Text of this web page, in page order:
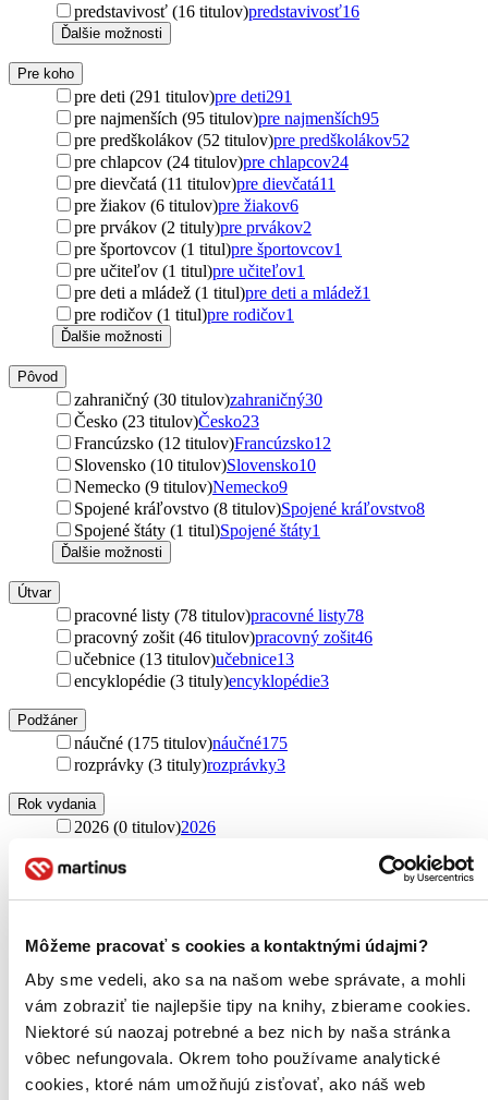
Môžeme pracovať s cookies a kontaktnými údajmi?
Aby sme vedeli, ako sa na našom webe správate, a mohli
vám zobraziť tie najlepšie tipy na knihy, zbierame cookies.
Niektoré sú naozaj potrebné a bez nich by naša stránka
vôbec nefungovala. Okrem toho používame analytické
cookies, ktoré nám umožňujú zisťovať, ako náš web
predstavivosť (16 titulov)predstavivosť16
Ďalšie možnosti
Pre koho
pre deti (291 titulov)pre deti291
pre najmenších (95 titulov)pre najmenších95
pre predškolákov (52 titulov)pre predškolákov52
pre chlapcov (24 titulov)pre chlapcov24
pre dievčatá (11 titulov)pre dievčatá11
pre žiakov (6 titulov)pre žiakov6
pre prvákov (2 tituly)pre prvákov2
pre športovcov (1 titul)pre športovcov1
pre učiteľov (1 titul)pre učiteľov1
pre deti a mládež (1 titul)pre deti a mládež1
pre rodičov (1 titul)pre rodičov1
Ďalšie možnosti
Pôvod
zahraničný (30 titulov)zahraničný30
Česko (23 titulov)Česko23
Francúzsko (12 titulov)Francúzsko12
Slovensko (10 titulov)Slovensko10
Nemecko (9 titulov)Nemecko9
Spojené kráľovstvo (8 titulov)Spojené kráľovstvo8
Spojené štáty (1 titul)Spojené štáty1
Ďalšie možnosti
Útvar
pracovné listy (78 titulov)pracovné listy78
pracovný zošit (46 titulov)pracovný zošit46
učebnice (13 titulov)učebnice13
encyklopédie (3 tituly)encyklopédie3
Podžáner
náučné (175 titulov)náučné175
rozprávky (3 tituly)rozprávky3
Rok vydania
2026 (0 titulov)2026
2024 (0 titulov)
2021 a staršie (0 titulov)
2021 a staršie
Ďalšie možnosti
Autor
Xavier Deneux (10 titulov) Xavier Deneux
Ruth Symons (10 titulov)Ruth Symons 10
Benji Davies (7 titulov) Benji Davies7
Ema Potužníková (5 titulov)Ema Potužníková 5